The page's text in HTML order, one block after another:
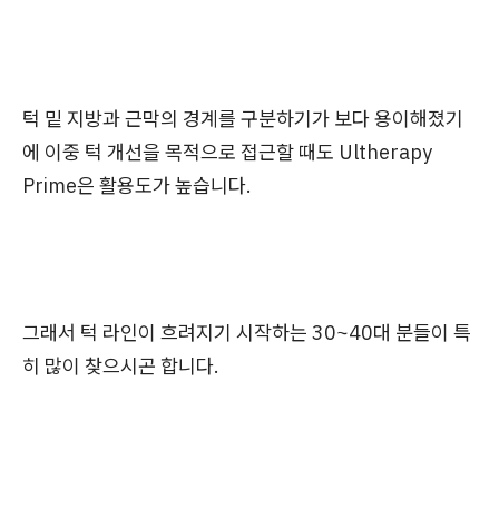
턱 밑 지방과 근막의 경계를 구분하기가 보다 용이해졌기
에 이중 턱 개선을 목적으로 접근할 때도 Ultherapy
Prime은 활용도가 높습니다.
그래서 턱 라인이 흐려지기 시작하는 30~40대 분들이 특
히 많이 찾으시곤 합니다.